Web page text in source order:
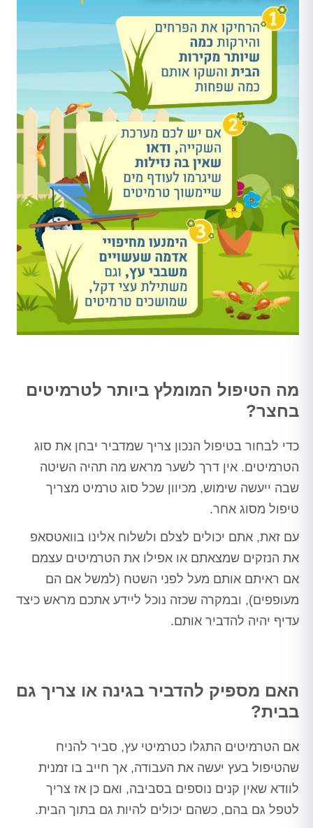
מה הטיפול המומלץ ביותר לטרמיטים
בחצר?
כדי לבחור בטיפול הנכון צריך שמדביר יבחן את סוג
הטרמיטים. אין דרך לשער מראש מה תהיה השיטה
שבה ייעשה שימוש, מכיוון שכל סוג טרמיט מצריך
טיפול מסוג אחר.
עם זאת, אתם יכולים לצלם ולשלוח אלינו בוואטסאפ
את הנזקים שמצאתם או אפילו את הטרמיטים עצמם
אם ראיתם אותם מעל לפני השטח (למשל אם הם
מעופפים), ובמקרה שכזה נוכל ליידע אתכם מראש כיצד
עדיף יהיה להדביר אותם.
האם מספיק להדביר בגינה או צריך גם
בבית?
אם הטרמיטים התגלו כטרמיטי עץ, סביר להניח
שהטיפול בעץ יעשה את העבודה, אך חייב בו זמנית
לוודא שאין קנים נוספים בסביבה, ואם כן אז צריך
לטפל גם בהם, כשהם יכולים להיות גם בתוך הבית.